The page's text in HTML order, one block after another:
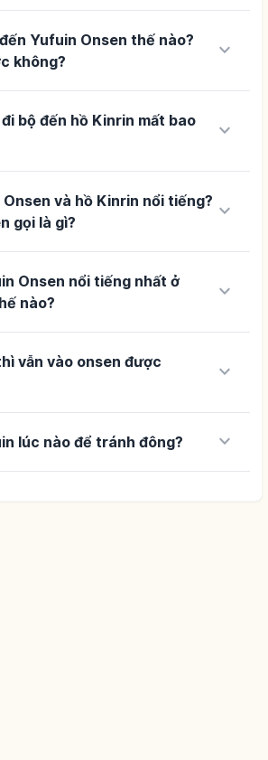
Yufuin Onsen thế nào?
không?
keyboard_arrow_down
bộ đến hồ Kinrin mất bao
keyboard_arrow_down
và hồ Kinrin nổi tiếng?
gọi là gì?
keyboard_arrow_down
Onsen nổi tiếng nhất ở
nào?
keyboard_arrow_down
vẫn vào onsen được
keyboard_arrow_down
lúc nào để tránh đông? keyboard_arrow_down